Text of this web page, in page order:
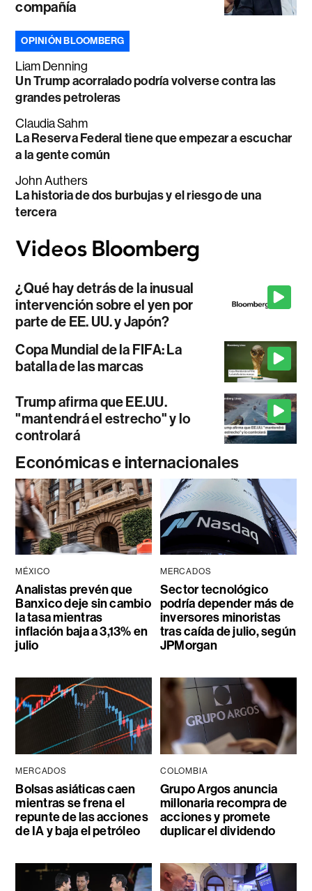
compañía
OPINIÓN BLOOMBERG
Liam Denning
Un Trump acorralado podría volverse contra las
grandes petroleras
Claudia Sahm
La Reserva Federal tiene que empezar a escuchar
a la gente común
John Authers
La historia de dos burbujas y el riesgo de una
tercera
¿Qué hay detrás de la inusual
intervención sobre el yen por
parte de EE. UU. y Japón?
Copa Mundial de la FIFA: La
batalla de las marcas
Trump afirma que EE.UU.
"mantendrá el estrecho" y lo
controlará
Económicas e internacionales
MÉXICO
Analistas prevén que
Banxico deje sin cambio
la tasa mientras
inflación baja a 3,13% en
julio
MERCADOS
Sector tecnológico
podría depender más de
inversores minoristas
tras caída de julio, según
JPMorgan
MERCADOS
Bolsas asiáticas caen
mientras se frena el
repunte de las acciones
de IA y baja el petróleo
COLOMBIA
Grupo Argos anuncia
millonaria recompra de
acciones y promete
duplicar el dividendo